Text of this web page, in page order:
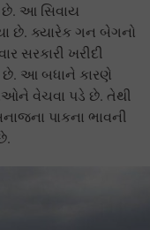
છે. આ સિવાય
છે. ક્યારેક ગન બેગનો
સરકારી ખરીદી
છે. આ બધાને કારણે
વેચવા પડે છે. તેથી
પાકના ભાવની